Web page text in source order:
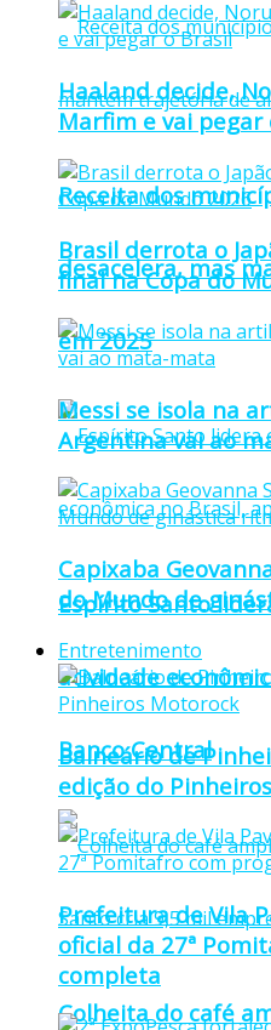
Receita dos
desacelera, mas
em 2025
Espírito Santo
atividade
Banco Central
Colheita do café
Haaland decide,
Marfim e vai pegar
Brasil derrota o
final na Copa do
Messi se isola na
Argentina vai ao
Capixaba
do Mundo de
Entretenimento
Balneário de
edição do
Prefeitura de Vila
oficial da 27ª
completa